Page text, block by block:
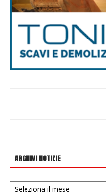
ARCHIVI NOTIZIE
Archivi
notizie